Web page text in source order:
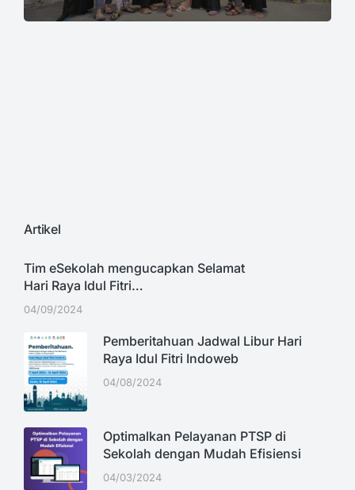
Artikel
Tim eSekolah mengucapkan Selamat
Hari Raya Idul Fitri…
04/09/2024
Pemberitahuan Jadwal Libur Hari
Raya Idul Fitri Indoweb
04/08/2024
Optimalkan Pelayanan PTSP di
Sekolah dengan Mudah Efisiensi
04/03/2024